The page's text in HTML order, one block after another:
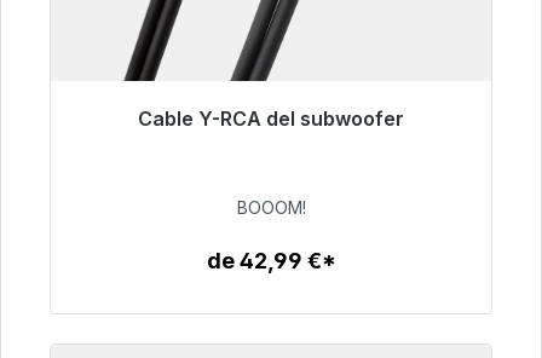
Cable Y-RCA del subwoofer
Listo para envío inmediato, plazo de entrega
53,49 €
BOOOM!
de 42,99 €*